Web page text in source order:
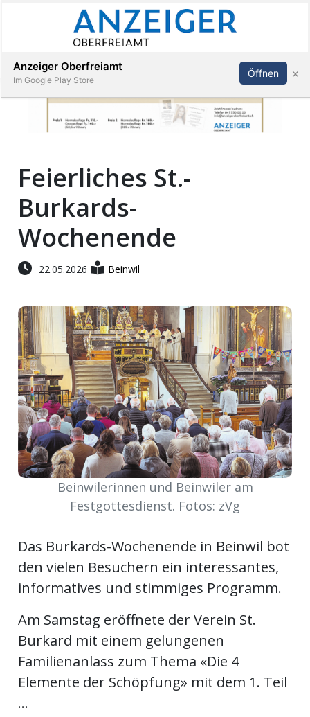
Veranstaltungen
Stellen
Paper
App
Auw
Auw:
Abonnieren Anmelden
Feierliches St.-
Burkards-
Wochenende
22.05.2026 Beinwil
Beinwilerinnen und Beinwiler am
Festgottesdienst. Fotos: zVg
Das Burkards-Wochenende in Beinwil bot
den vielen Besuchern ein interessantes,
informatives und stimmiges Programm.
Am Samstag eröffnete der Verein St.
Burkard mit einem gelungenen
Familienanlass zum Thema «Die 4
Elemente der Schöpfung» mit dem 1. Teil
...
Anzeiger Oberfreiamt
Im Google Play Store
Öffnen ×